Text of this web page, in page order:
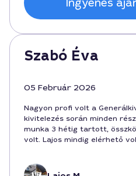
Ingyenes
Szabó Éva
05 Február 2026
Nagyon profi volt a
kivitelezés során minden
munka 3 hétig tartott,
volt. Lajos mindig elérhető